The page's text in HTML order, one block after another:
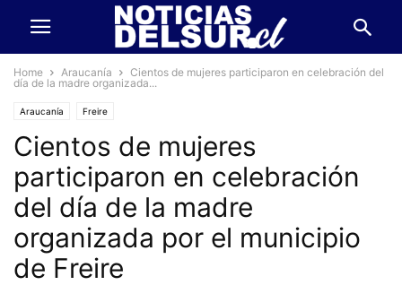
Home Araucanía
Cientos de mujeres participaron en celebración del
día de la madre organizada...
Araucanía Freire
Cientos de mujeres
participaron en celebración
del día de la madre
organizada por el municipio
de Freire